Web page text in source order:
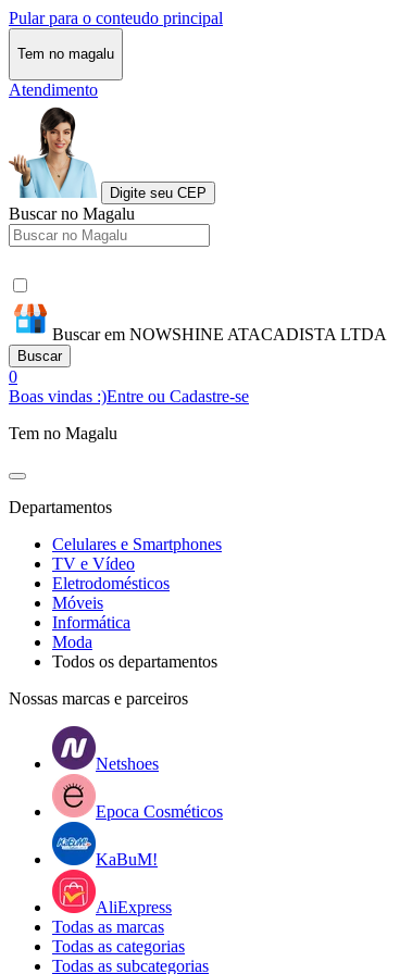
Pular para o conteudo principal
Tem no magalu
Atendimento
Digite seu CEP
Buscar no Magalu
Buscar em NOWSHINE ATACADISTA LTDA
Buscar
0
Boas vindas :)Entre ou Cadastre-se
Tem no Magalu
Departamentos
Celulares e Smartphones
TV e Vídeo
Eletrodomésticos
Móveis
Informática
Moda
Todos os departamentos
Nossas marcas e parceiros
Netshoes
Epoca Cosméticos
KaBuM!
AliExpress
Todas as marcas
Todas as categorias
Todas as subcategorias